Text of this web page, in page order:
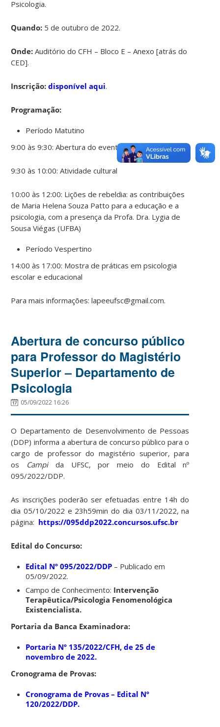
Psicologia.
Quando: 5 de outubro de 2022.
Onde: Auditório do CFH – Bloco E – Anexo [atrás do
CED].
Inscrição: disponível aqui.
Programação:
Período Matutino
9:00 às 9:30: Abertura do evento
9:30 às 10:00: Atividade cultural
10:00 às 12:00: Lições de rebeldia: as contribuições
de Maria Helena Souza Patto para a educação e a
psicologia, com a presença da Profa. Dra. Lygia de
Sousa Viégas (UFBA)
Período Vespertino
14:00 às 17:00: Mostra de práticas em psicologia
escolar e educacional
Para mais informações: lapeeufsc@gmail.com.
Abertura de concurso público
para Professor do Magistério
Superior – Departamento de
Psicologia
05/09/2022 16:26
O Departamento de Desenvolvimento de Pessoas
(DDP) informa a abertura de concurso público para o
cargo de professor do magistério superior, para
os Campida UFSC, por meio do Edital nº
095/2022/DDP.
As inscrições poderão ser efetuadas entre 14h do
dia 05/10/2022 e 23h59min do dia 03/11/2022, na
página: https://095ddp2022.concursos.ufsc.br
Edital do Concurso:
Edital Nº 095/2022/DDP – Publicado em
05/09/2022.
Campo de Conhecimento: Intervenção
Terapêutica/Psicologia Fenomenológica
Existencialista.
Portaria da Banca Examinadora:
Portaria Nº 135/2022/CFH, de 25 de
novembro de 2022.
Cronograma de Provas:
Cronograma de Provas – Edital Nº
120/2022/DDP.